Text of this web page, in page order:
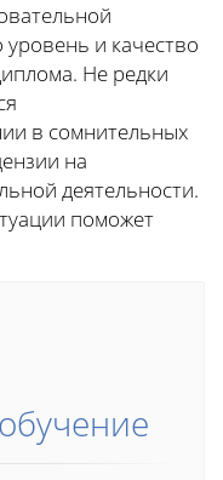
уровень и качество
Не редки
в сомнительных
на
деятельности.
поможет